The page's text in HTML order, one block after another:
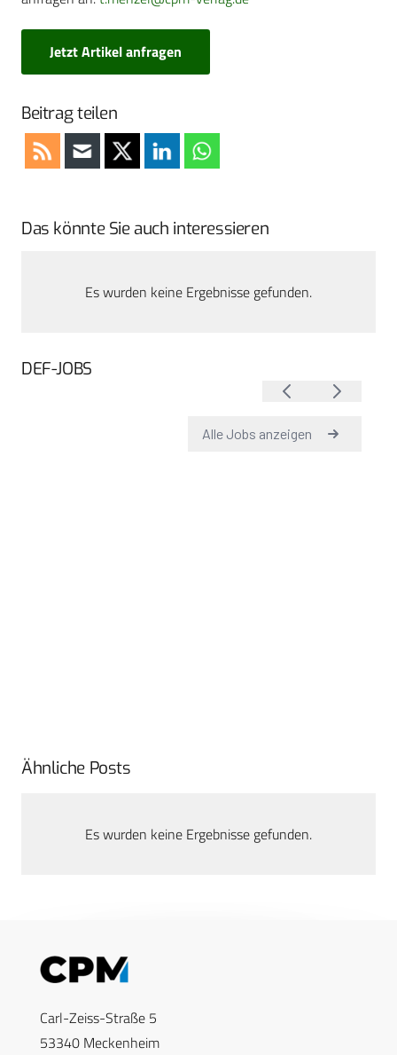
Jetzt Artikel anfragen
Beitrag teilen
Das könnte Sie auch interessieren
Es wurden keine Ergebnisse gefunden.
DEF-JOBS
Ähnliche Posts
Es wurden keine Ergebnisse gefunden.
Carl-Zeiss-Straße 5
53340 Meckenheim